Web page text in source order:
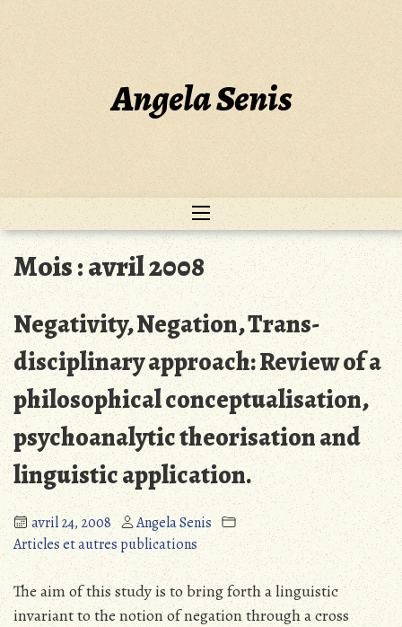
to
Angela Senis
Mois :avril 2008
Negativity, Negation, Trans-
disciplinary approach: Review of a
philosophical conceptualisation,
psychoanalytic theorisation and
linguistic application.
avril 24, 2008
Angela Senis
Articles et autres publications
The aim of this study is to bring forth a linguistic
invariant to the notion of negation through a cross